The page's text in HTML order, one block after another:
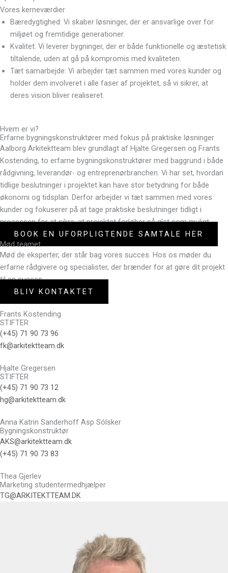
Vores kerneværdier
Bæredygtighed: Vi skaber løsninger, der er ansvarlige over for
miljøet og fremtidige generationer.
Kvalitet: Vi leverer bygninger, der er både funktionelle og æstetisk
tiltalende, uden at gå på kompromis med kvaliteten.
Tæt samarbejde: Vi arbejder tæt sammen med vores kunder og
holder dem involveret i alle faser af projektet, så vi sikrer, at
deres vision bliver realiseret.
Hvem er vi?
Erfarne bygningskonstruktører med fokus på praktiske løsninger
Aalborg Arkitektteam blev grundlagt af Hjalte Gregersen og Frants
Kostending, to erfarne bygningskonstruktører med baggrund i både
rådgivning, leverandør- og entreprenørbranchen. Vi har set, hvordan
tidlige beslutninger i projektet kan have stor betydning for både
økonomi og tidsplan. Derfor arbejder vi tæt sammen med vores
kunder og fokuserer på at tage praktiske beslutninger tidligt i
processen for at sikre, at projektet forløber så glat som muligt.
BOOK EN UFORPLIGTENDE SAMTALE HER
Mød teamet
Mød de eksperter, der står bag vores succes. Hos os møder du
erfarne rådgivere og specialister, der brænder for at gøre dit projekt
til en succes.
BLIV KONTAKTET
Frants Kostending
STIFTER
(+45) 71 90 73 96
fk@arkitektteam.dk
Hjalte Gregersen
STIFTER
(+45) 71 90 73 12
hg@arkitektteam.dk
Anna Katrin Sanderhoff Asp Sólsker
Bygningskonstruktør
AKS@arkitektteam.dk
(+45) 71 90 73 83
Thea Gjerlev
Marketing studentermedhjælper
TG@ARKITEKTTEAM.DK